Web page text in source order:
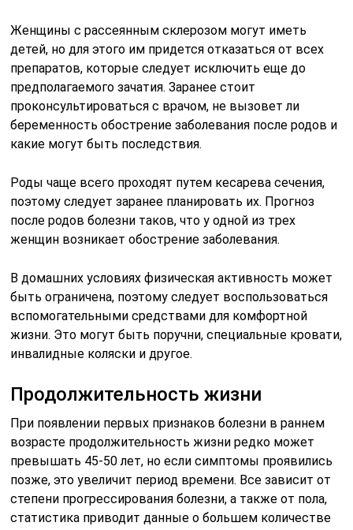
Женщины с рассеянным склерозом могут иметь
детей, но для этого им придется отказаться от всех
препаратов, которые следует исключить еще до
предполагаемого зачатия. Заранее стоит
проконсультироваться с врачом, не вызовет ли
беременность обострение заболевания после родов и
какие могут быть последствия.
Роды чаще всего проходят путем кесарева сечения,
поэтому следует заранее планировать их. Прогноз
после родов болезни таков, что у одной из трех
женщин возникает обострение заболевания.
В домашних условиях физическая активность может
быть ограничена, поэтому следует воспользоваться
вспомогательными средствами для комфортной
жизни. Это могут быть поручни, специальные кровати,
инвалидные коляски и другое.
Продолжительность жизни
При появлении первых признаков болезни в раннем
возрасте продолжительность жизни редко может
превышать 45-50 лет, но если симптомы проявились
позже, это увеличит период времени. Все зависит от
степени прогрессирования болезни, а также от пола,
статистика приводит данные о большем количестве